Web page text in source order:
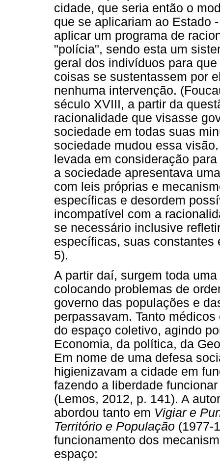
cidade, que seria então o
que se aplicariam ao Estado
aplicar um programa de
"polícia", sendo esta um
geral dos indivíduos para
coisas se sustentassem por
nenhuma intervenção.
século XVIII, a partir da
racionalidade que visasse
sociedade em todas suas
sociedade mudou essa
levada em consideração
a sociedade apresentava
com leis próprias e
específicas e desordem
incompatível com a
se necessário inclusive
específicas, suas constantes
5).
A partir daí, surgem toda
colocando problemas de
governo das populações e
perpassavam. Tanto
do espaço coletivo, agindo
Economia, da política, da
Em nome de uma defesa
higienizavam a cidade em
fazendo a liberdade
(Lemos, 2012, p. 141). A
abordou tanto em Vigiar e
Território e População (1977-
funcionamento dos
espaço: